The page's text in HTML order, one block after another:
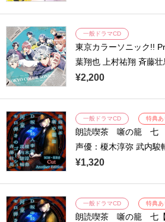
一般ドラマCD
東京カラーソニック!!
葉翔也 上村祐翔 斉藤壮
木村良平 武内駿輔 江口
¥2,200
一般ドラマCD 特典あ
朗読喫茶 噺の籠 七
声優：榎木淳弥 武内駿
¥1,320
一般ドラマCD 特典あ
朗読喫茶 噺の籠 七【